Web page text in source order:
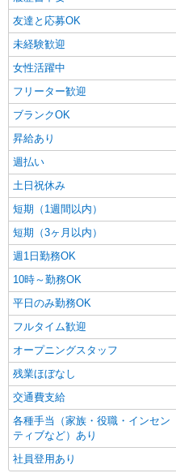
友達と応募OK
未経験歓迎
女性活躍中
フリーター歓迎
ブランクOK
昇給あり
週払い
土日祝休み
短期（1週間以内）
短期（3ヶ月以内）
週1日勤務OK
10時～勤務OK
平日のみ勤務OK
フルタイム歓迎
オープニングスタッフ
残業ほぼなし
交通費支給
各種手当（家族・役職・インセン
ティブなど）あり
社員登用あり